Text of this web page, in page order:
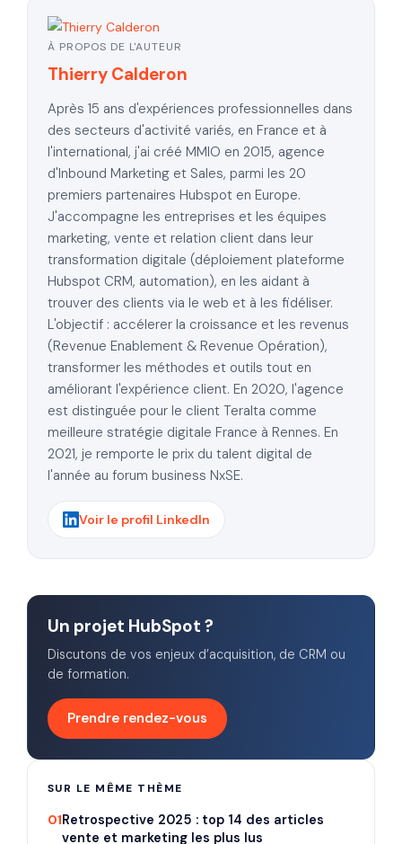
À PROPOS DE L'AUTEUR
Thierry Calderon
Après 15 ans d'expériences professionnelles dans
des secteurs d'activité variés, en France et à
l'international, j'ai créé MMIO en 2015, agence
d'Inbound Marketing et Sales, parmi les 20
premiers partenaires Hubspot en Europe.
J'accompagne les entreprises et les équipes
marketing, vente et relation client dans leur
transformation digitale (déploiement plateforme
Hubspot CRM, automation), en les aidant à
trouver des clients via le web et à les fidéliser.
L'objectif : accélerer la croissance et les revenus
(Revenue Enablement & Revenue Opération),
transformer les méthodes et outils tout en
améliorant l'expérience client. En 2020, l'agence
est distinguée pour le client Teralta comme
meilleure stratégie digitale France à Rennes. En
2021, je remporte le prix du talent digital de
l'année au forum business NxSE.
Voir le profil LinkedIn
Un projet HubSpot ?
Discutons de vos enjeux d’acquisition, de CRM ou
de formation.
Prendre rendez-vous
SUR LE MÊME THÈME
01Retrospective 2025 : top 14 des articles
vente et marketing les plus lus